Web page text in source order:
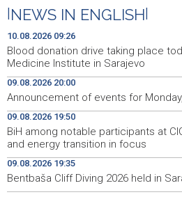
09:30
Nakon deset godina u
"Puno je lakše kada imaš obitelj uz
09:27
Srbija: Požar u rezervatu
09:27
Požar u Konjicu lokaliziran,
aktivan
09:26
Blood donation drive taking
Medicine Institute in Sarajevo
08:53
Sarajevo ponovo domaćin
borbi za titulu 80 ekipa
NEWS IN ENGLISH
10.08.2026 09:26
Blood donation drive taking place
Medicine Institute in Sarajevo
09.08.2026 20:00
Announcement of events for
09.08.2026 19:50
BiH among notable participants at
and energy transition in focus
09.08.2026 19:35
Bentbaša Cliff Diving 2026 held in